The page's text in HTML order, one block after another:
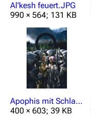
Al'kesh feuert.JPG
990 × 564; 131 KB
Apophis mit Schlangenwachen.jpg
400 × 603; 39 KB